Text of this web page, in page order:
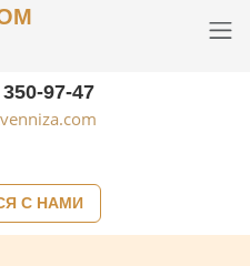
С НАМИ
97-47